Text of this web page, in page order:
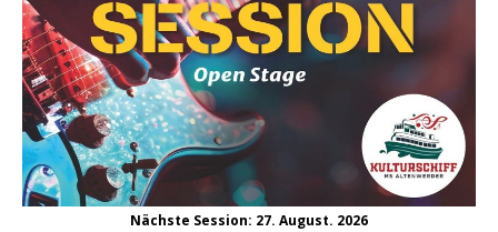
Nächste Session: 27. August. 2026